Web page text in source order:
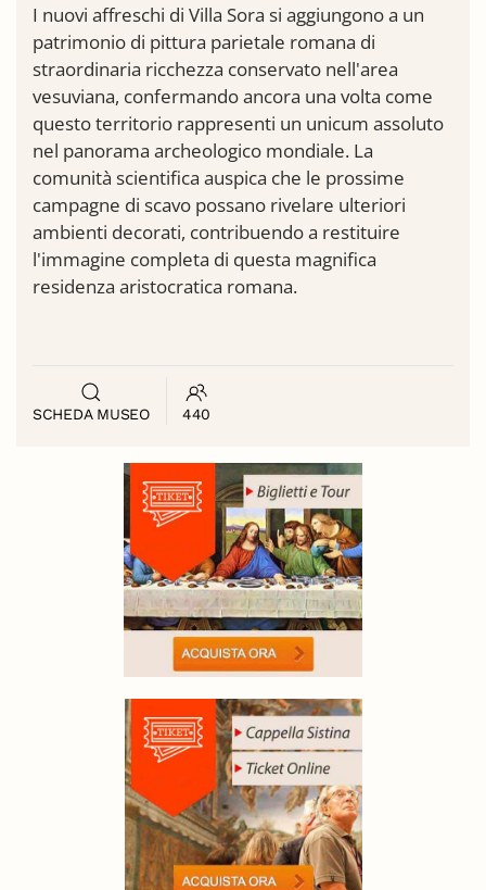
I nuovi affreschi di Villa Sora si aggiungono a un
patrimonio di pittura parietale romana di
straordinaria ricchezza conservato nell'area
vesuviana, confermando ancora una volta come
questo territorio rappresenti un unicum assoluto
nel panorama archeologico mondiale. La
comunità scientifica auspica che le prossime
campagne di scavo possano rivelare ulteriori
ambienti decorati, contribuendo a restituire
l'immagine completa di questa magnifica
residenza aristocratica romana.
SCHEDA MUSEO 440